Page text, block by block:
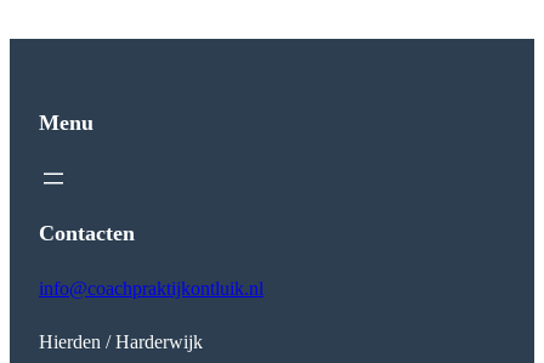
Menu
Contacten
info@coachpraktijkontluik.nl
Hierden / Harderwijk